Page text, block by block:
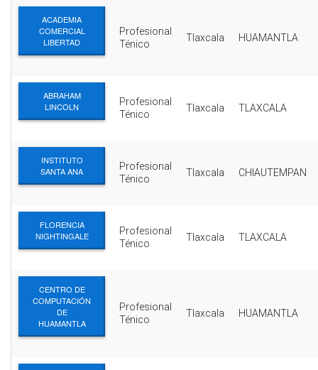
ACADEMIA
COMERCIAL
LIBERTAD
Profesional
Ténico
Tlaxcala HUAMANTLA
ABRAHAM
LINCOLN
Profesional
Ténico
Tlaxcala TLAXCALA
INSTITUTO
SANTA ANA
Profesional
Ténico
Tlaxcala CHIAUTEMPAN
FLORENCIA
NIGHTINGALE
Profesional
Ténico
Tlaxcala TLAXCALA
CENTRO DE
COMPUTACIÓN
DE
HUAMANTLA
Profesional
Ténico
Tlaxcala HUAMANTLA